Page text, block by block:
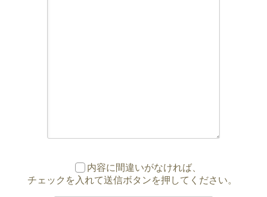
内容に間違いがなければ、
チェックを入れて送信ボタンを押してください。